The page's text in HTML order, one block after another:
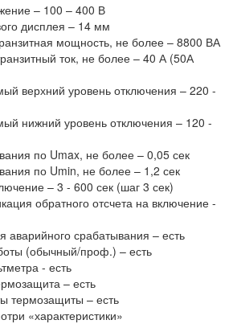
– 100 – 400 В
дисплея – 14 мм
мощность, не более – 8800 ВА
ток, не более – 40 А (50А
верхний уровень отключения – 220 -
нижний уровень отключения – 120 -
по Umax, не более – 0,05 сек
по Umin, не более – 1,2 сек
– 3 - 600 сек (шаг 3 сек)
обратного отсчета на включение -
аварийного срабатывания – есть
(обычный/проф.) – есть
- есть
– есть
термозащиты – есть
«характеристики»